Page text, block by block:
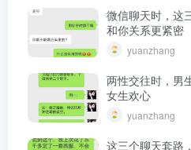
微信聊天时，这
和你关系更紧密
yuanzhang
两性交往时，男
女生欢心
yuanzhang
这三个聊天套路